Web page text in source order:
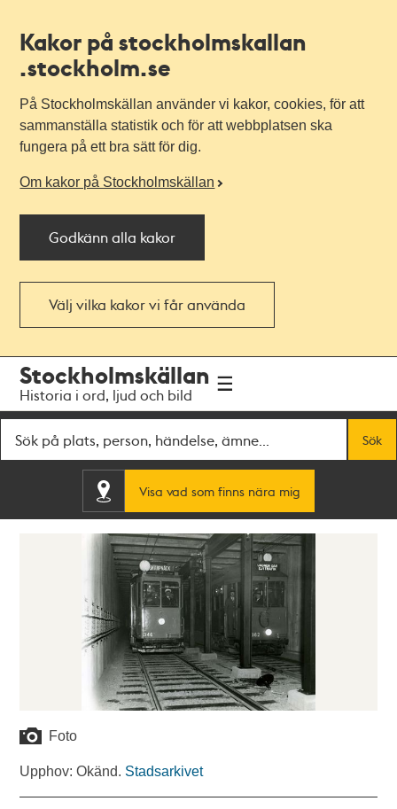
Kakor på stockholmskallan
.stockholm.se
På Stockholmskällan använder vi kakor, cookies, för att
sammanställa statistik och för att webbplatsen ska
fungera på ett bra sätt för dig.
Om kakor på Stockholmskällan
Godkänn alla kakor
Välj vilka kakor vi får använda
navigationen
huvudinnehållet
Stockholmskällan
Historia i ord, ljud och bild
Sök
Visa vad som finns nära mig
Foto
Upphov: Okänd. Stadsarkivet